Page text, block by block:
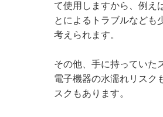
て使用しますから、例え
とによるトラブルなども
考えられます。
その他、手に持っていた
電子機器の水濡れリスク
スクもあります。